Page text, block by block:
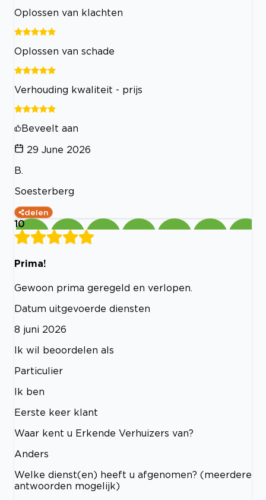
Oplossen van klachten
Oplossen van schade
Verhouding kwaliteit - prijs
Beveelt aan
29 June 2026
B.
Soesterberg
delen
10
Prima!
Gewoon prima geregeld en verlopen.
Datum uitgevoerde diensten
8 juni 2026
Ik wil beoordelen als
Particulier
Ik ben
Eerste keer klant
Waar kent u Erkende Verhuizers van?
Anders
Welke dienst(en) heeft u afgenomen? (meerdere
antwoorden mogelijk)